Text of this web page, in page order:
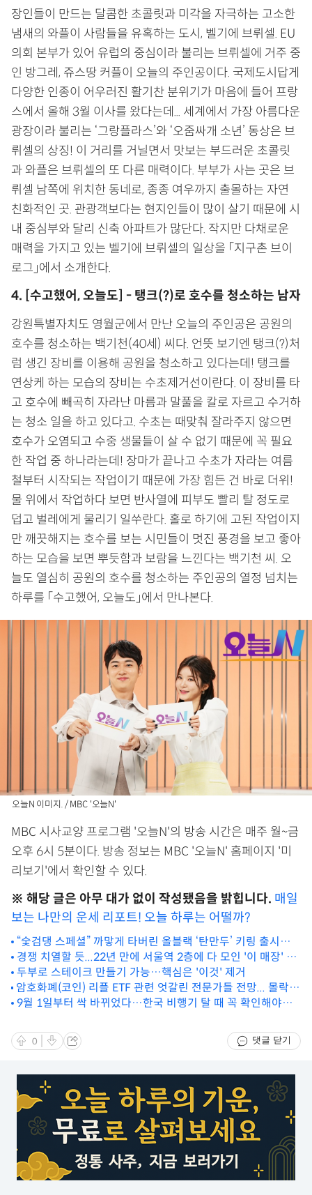
장인들이 만드는 달콤한 초콜릿과 미각을 자극하는 고소한
냄새의 와플이 사람들을 유혹하는 도시, 벨기에 브뤼셀. EU
의회 본부가 있어 유럽의 중심이라 불리는 브뤼셀에 거주 중
인 방그레, 쥬스땅 커플이 오늘의 주인공이다. 국제도시답게
다양한 인종이 어우러진 활기찬 분위기가 마음에 들어 프랑
스에서 올해 3월 이사를 왔다는데... 세계에서 가장 아름다운
광장이라 불리는 ‘그랑플라스’와 ‘오줌싸개 소년’ 동상은 브
뤼셀의 상징! 이 거리를 거닐면서 맛보는 부드러운 초콜릿
과 와플은 브뤼셀의 또 다른 매력이다. 부부가 사는 곳은 브
뤼셀 남쪽에 위치한 동네로, 종종 여우까지 출몰하는 자연
친화적인 곳. 관광객보다는 현지인들이 많이 살기 때문에 시
내 중심부와 달리 신축 아파트가 많단다. 작지만 다채로운
매력을 가지고 있는 벨기에 브뤼셀의 일상을 「지구촌 브이
로그」에서 소개한다.
4. [수고했어, 오늘도] - 탱크(?)로 호수를 청소하는 남자
강원특별자치도 영월군에서 만난 오늘의 주인공은 공원의
호수를 청소하는 백기천(40세) 씨다. 언뜻 보기엔 탱크(?)처
럼 생긴 장비를 이용해 공원을 청소하고 있다는데! 탱크를
연상케 하는 모습의 장비는 수초제거선이란다. 이 장비를 타
고 호수에 빼곡히 자라난 마름과 말풀을 칼로 자르고 수거하
는 청소 일을 하고 있다고. 수초는 때맞춰 잘라주지 않으면
호수가 오염되고 수중 생물들이 살 수 없기 때문에 꼭 필요
한 작업 중 하나라는데! 장마가 끝나고 수초가 자라는 여름
철부터 시작되는 작업이기 때문에 가장 힘든 건 바로 더위!
물 위에서 작업하다 보면 반사열에 피부도 빨리 탈 정도로
덥고 벌레에게 물리기 일쑤란다. 홀로 하기에 고된 작업이지
만 깨끗해지는 호수를 보는 시민들이 멋진 풍경을 보고 좋아
하는 모습을 보면 뿌듯함과 보람을 느낀다는 백기천 씨. 오
늘도 열심히 공원의 호수를 청소하는 주인공의 열정 넘치는
하루를 「수고했어, 오늘도」에서 만나본다.
오늘N 이미지. / MBC '오늘N'
MBC 시사교양 프로그램 '오늘N'의 방송 시간은 매주 월~금
오후 6시 5분이다. 방송 정보는 MBC '오늘N' 홈페이지 '미
리보기'에서 확인할 수 있다.
※ 해당 글은 아무 대가 없이 작성됐음을 밝힙니다. 매일
보는 나만의 운세 리포트! 오늘 하루는 어떨까?
“숯검댕 스페셜” 까맣게 타버린 올블랙 ‘탄만두’ 키링 출시
#Shorts
경쟁 치열할 듯...22년 만에 서울역 2층에 다 모인 '이 매장' 정
체
두부로 스테이크 만들기 가능…핵심은 '이것' 제거
암호화폐(코인) 리플 ETF 관련 엇갈린 전문가들 전망... 몰락
가속화 vs 게임 체인저
9월 1일부터 싹 바뀌었다…한국 비행기 탈 때 꼭 확인해야하
0 댓글 닫기